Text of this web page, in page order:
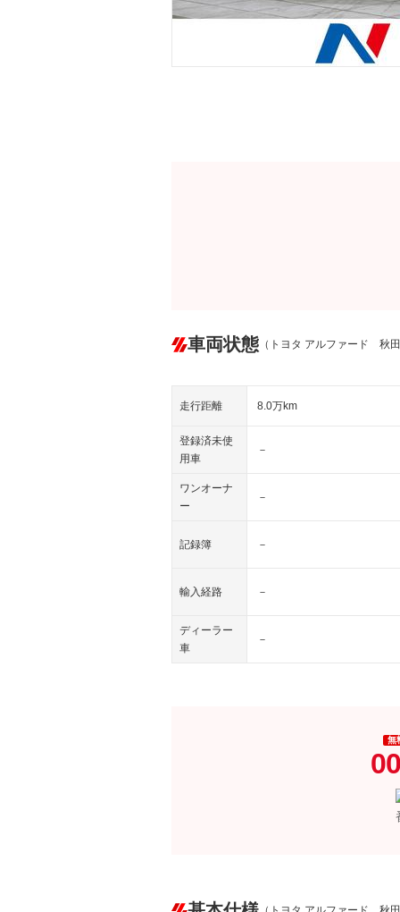
車両状態 （トヨタ アルファード 秋
走行距離 8.0万km
登録済未使
用車
－
ワンオーナ
ー
－
記録簿 －
輸入経路 －
ディーラー
車
－
無